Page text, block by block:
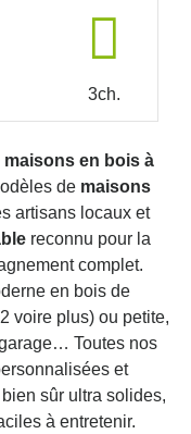
3ch.
en bois à
de maisons
artisans locaux et
reconnu pour la
complet.
en bois de
voire plus) ou petite,
Toutes nos
et
bien sûr ultra solides,
à entretenir.